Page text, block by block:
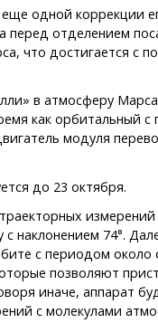
одной коррекции
отделением
что достигается с
в атмосферу
как орбитальный
модуля
до 23 октября.
наклонением 74°.
с периодом около
позволяют
иначе, аппарат
с молекулами